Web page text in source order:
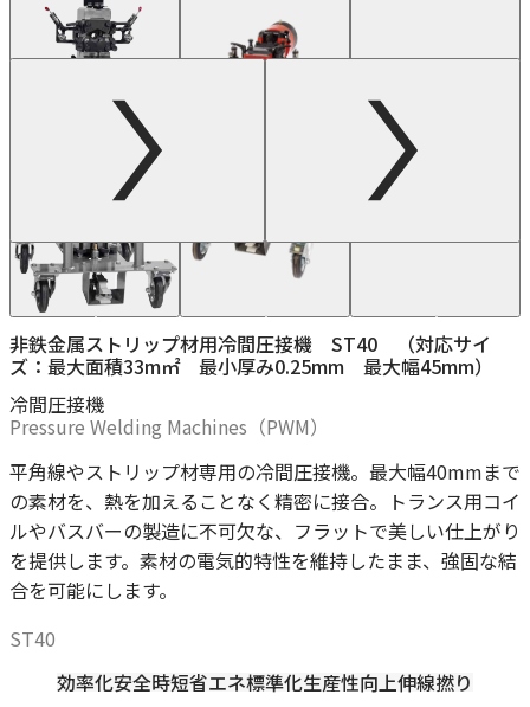
非鉄金属ストリップ材用冷間圧接機 ST40 （対応サイ
ズ：最大面積33m㎡ 最小厚み0.25mm 最大幅45mm）
冷間圧接機
Pressure Welding Machines（PWM）
平角線やストリップ材専用の冷間圧接機。最大幅40mmまで
の素材を、熱を加えることなく精密に接合。トランス用コイ
ルやバスバーの製造に不可欠な、フラットで美しい仕上がり
を提供します。素材の電気的特性を維持したまま、強固な結
合を可能にします。
ST40
効率化安全時短省エネ標準化生産性向上伸線撚り